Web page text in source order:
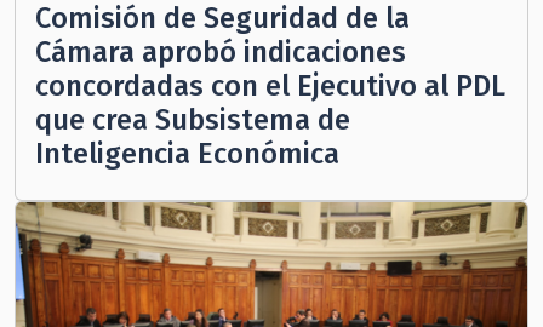
Comisión de Seguridad de la
Cámara aprobó indicaciones
concordadas con el Ejecutivo al PDL
que crea Subsistema de
Inteligencia Económica